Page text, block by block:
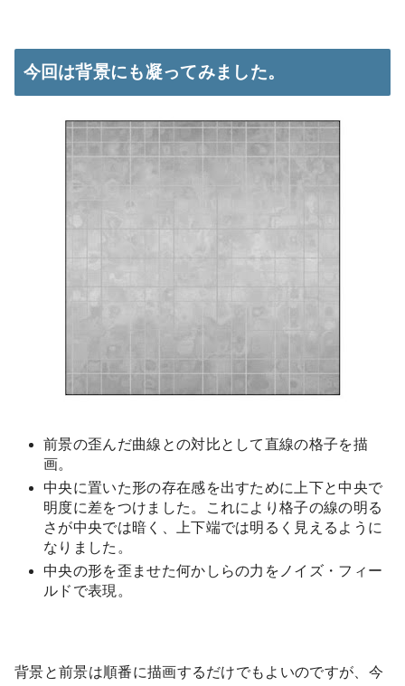
今回は背景にも凝ってみました。
前景の歪んだ曲線との対比として直線の格子を描
画。
中央に置いた形の存在感を出すために上下と中央で
明度に差をつけました。これにより格子の線の明る
さが中央では暗く、上下端では明るく見えるように
なりました。
中央の形を歪ませた何かしらの力をノイズ・フィー
ルドで表現。
背景と前景は順番に描画するだけでもよいのですが、今